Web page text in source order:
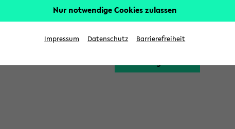
Bitte melden Sie sich an:
Nur notwendige Cookies zulassen
Impressum Datenschutz Barrierefreiheit